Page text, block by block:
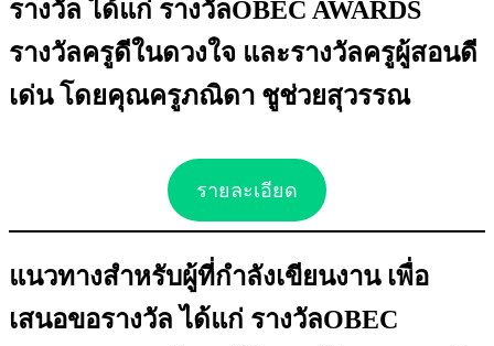
รางวัล ได้แก่ รางวัลOBEC AWARDS
รางวัลครูดีในดวงใจ และรางวัลครูผู้สอนดี
เด่น โดยคุณครูภณิดา ชูช่วยสุวรรณ
รายละเอียด
แนวทางสำหรับผู้ที่กำลังเขียนงาน เพื่อ
เสนอขอรางวัล ได้แก่ รางวัลOBEC